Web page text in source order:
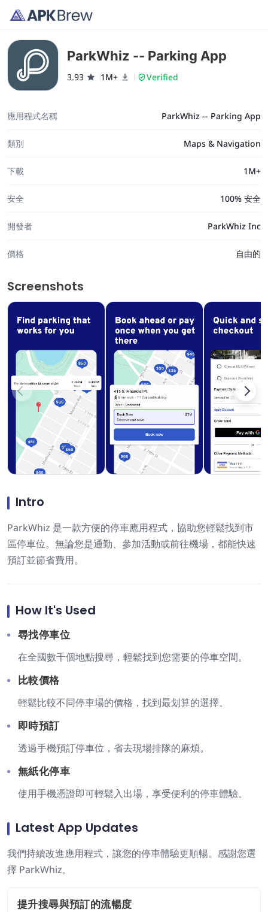
ParkWhiz -- Parking App
3.93 1M+ Verified
應用程式名稱 ParkWhiz -- Parking App
類別 Maps & Navigation
下載 1M+
安全 100% 安全
開發者 ParkWhiz Inc
價格 自由的
Screenshots
Intro
ParkWhiz 是一款方便的停車應用程式，協助您輕鬆找到市
區停車位。無論您是通勤、參加活動或前往機場，都能快速
預訂並節省費用。
How It's Used
尋找停車位
在全國數千個地點搜尋，輕鬆找到您需要的停車空間。
比較價格
輕鬆比較不同停車場的價格，找到最划算的選擇。
即時預訂
透過手機預訂停車位，省去現場排隊的麻煩。
無紙化停車
使用手機憑證即可輕鬆入出場，享受便利的停車體驗。
Latest App Updates
我們持續改進應用程式，讓您的停車體驗更順暢。感謝您選
擇 ParkWhiz。
提升搜尋與預訂的流暢度